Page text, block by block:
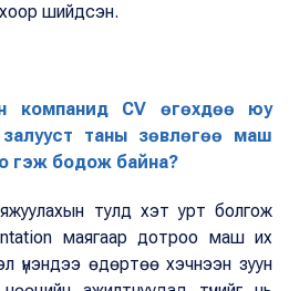
шийдсэн.
компанид СV өгөхдөө юу
таны зөвлөгөө маш
гэж бодож байна?
тулд хэт урт болгож
маягаар дотроо маш их
үнэндээ өдөртөө хэчнээн зуун